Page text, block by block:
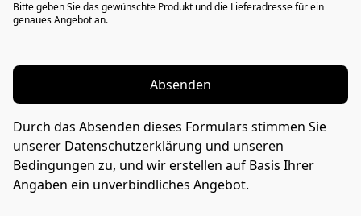
Bitte geben Sie das gewünschte Produkt und die Lieferadresse für ein
genaues Angebot an.
Absenden
Durch das Absenden dieses Formulars stimmen Sie
unserer Datenschutzerklärung und unseren
Bedingungen zu, und wir erstellen auf Basis Ihrer
Angaben ein unverbindliches Angebot.